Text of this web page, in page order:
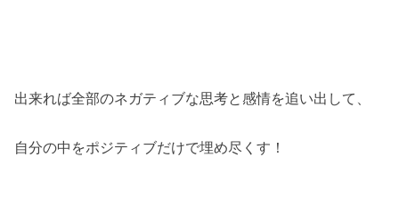
出来れば全部のネガティブな思考と感情を追い出して、
自分の中をポジティブだけで埋め尽くす！